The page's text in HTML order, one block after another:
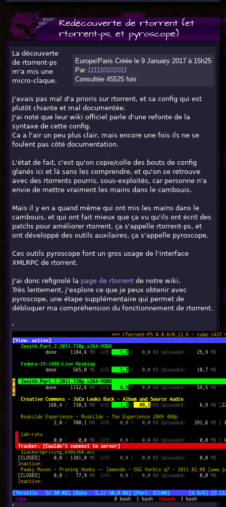
Redécouverte de rtorrent (et
rtorrent-ps, et pyroscope)
Europe/Paris Créée le 9 January 2017 à 15h25
Par 111110101011
Consultée 45525 fois
La découverte
de rtorrent-ps
m'a mis une
micro-claque.
J'avais pas mal d'a prioris sur rtorrent, et sa config qui est
plutôt chiante et mal documentée.
J'ai noté que leur wiki officiel parle d'une refonte de la
syntaxe de cette config.
Ca a l'air un peu plus clair, mais encore une fois ils ne se
foulent pas côté documentation.
L'état de fait, c'est qu'on copie/colle des bouts de config
glanés ici et là sans les comprendre, et qu'on se retrouve
avec des rtorrents pourris, sous-exploités, car personne n'a
envie de mettre vraiment les mains dans le cambouis.
Mais il y en a quand même qui ont mis les mains dans le
cambouis, et qui ont fait mieux que ça vu qu'ils ont écrit des
patchs pour améliorer rtorrent, ça s'appelle rtorrent-ps, et
ont développé des outils auxilaires, ça s'appelle pyroscope.
Ces outils pyroscope font un gros usage de l'interface
XMLRPC de rtorrent.
J'ai donc refignolé la page de rtorrent de notre wiki.
Très lentement, j'explore ce que je peux obtenir avec
pyroscope, une étape supplémentaire qui permet de
débloquer ma compréhension du fonctionnement de rtorrent.
'